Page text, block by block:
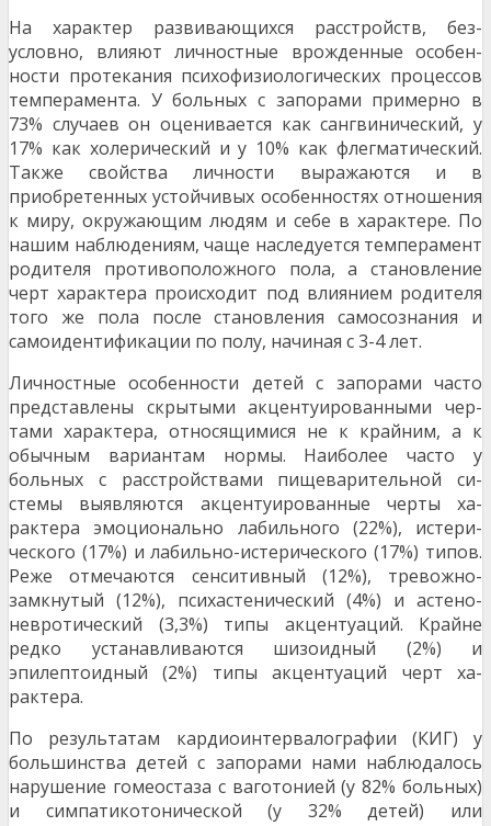
На характер развивающихся расстройств, без­
условно, влияют личностные врожденные особен­
ности протекания психофизиологических процес­сов
темперамента. У больных с запорами при­мерно в
73% случаев он оценивается как сангви­нический, у
17% как холерический и у 10% как флегматический.
Также свойства личности выра­жаются и в
приобретенных устойчивых особенно­стях отношения
к миру, окружающим людям и се­бе в характере. По
нашим наблюдениям, чаще наследуется темперамент
родителя противопо­ложного пола, а становление
черт характера про­исходит под влиянием родителя
того же пола по­сле становления самосознания и
самоидентифи­кации по полу, начиная с 3-4 лет.
Личностные особенности детей с запорами часто
представлены скрытыми акцентуированными чер­
тами характера, относящимися не к крайним, а к
обычным вариантам нормы. Наиболее часто у
больных с расстройствами пищеварительной си­
стемы выявляются акцентуированные черты ха­
рактера эмоционально лабильного (22%), истери­
ческого (17%) и лабильно-истерического (17%) типов.
Реже отмечаются сенситивный (12%), тре­вожно-
замкнутый (12%), психастенический (4%) и астено-
невротический (3,3%) типы акцентуаций. Крайне
редко устанавливаются шизоидный (2%) и
эпилептоидный (2%) типы акцентуаций черт ха­
рактера.
По результатам кардиоинтервалографии (КИГ) у
большинства детей с запорами нами наблюда­лось
нарушение гомеостаза с ваготонией (у 82% больных)
и симпатикотонической (у 32% детей) или